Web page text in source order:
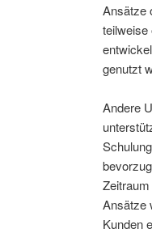
Ansätze
teilweise
genutzt
Andere
Ansätze
Kunden